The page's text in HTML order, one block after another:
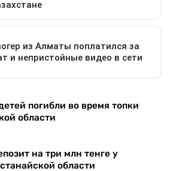
погибли во время топки
области
на три млн тенге у
области